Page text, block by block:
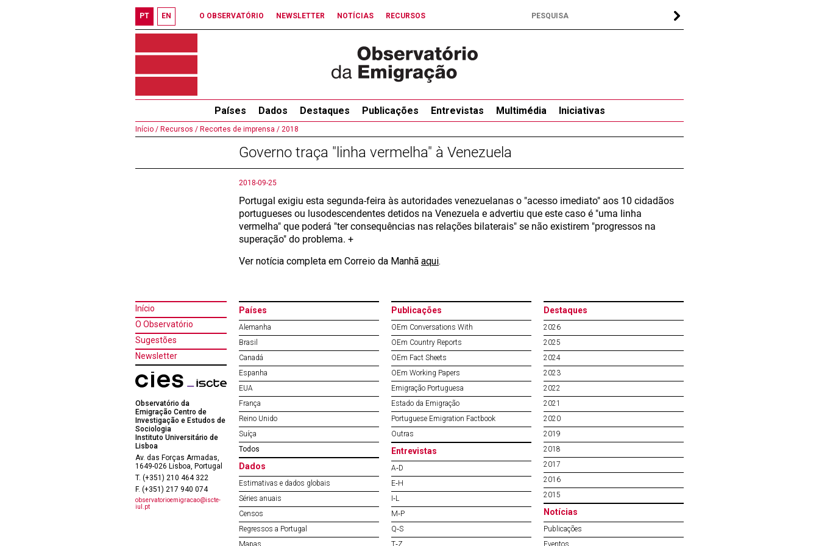
PT EN O OBSERVATÓRIO NEWSLETTER NOTÍCIAS RECURSOS
Países Dados Destaques Publicações Entrevistas Multimédia Iniciativas
Início / Recursos / Recortes de imprensa / 2018
Governo traça "linha vermelha" à Venezuela
2018-09-25
Portugal exigiu esta segunda-feira às autoridades venezuelanas o "acesso imediato" aos 10 cidadãos
portugueses ou lusodescendentes detidos na Venezuela e advertiu que este caso é "uma linha
vermelha" que poderá "ter consequências nas relações bilaterais" se não existirem "progressos na
superação" do problema. +
Ver notícia completa em Correio da Manhã aqui.
Início
O Observatório
Sugestões
Newsletter
Observatório da
Emigração Centro de
Investigação e Estudos de
Sociologia
Instituto Universitário de
Lisboa
Av. das Forças Armadas,
1649-026 Lisboa, Portugal
T. (+351) 210 464 322
F. (+351) 217 940 074
observatorioemigracao@iscte-
iul.pt
Países
Alemanha
Brasil
Canadá
Espanha
EUA
França
Reino Unido
Suíça
Todos
Dados
Estimativas e dados globais
Séries anuais
Censos
Regressos a Portugal
Mapas
Publicações
OEm Conversations With
OEm Country Reports
OEm Fact Sheets
OEm Working Papers
Emigração Portuguesa
Estado da Emigração
Portuguese Emigration Factbook
Outras
Entrevistas
A‐D
E‐H
I‐L
M‐P
Q‐S
T‐Z
Destaques
2026
2025
2024
2023
2022
2021
2020
2019
2018
2017
2016
2015
Notícias
Publicações
Eventos